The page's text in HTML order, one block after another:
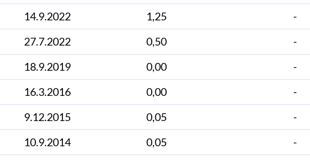
14.9.2022 1,25 -
27.7.2022 0,50 -
18.9.2019 0,00 -
16.3.2016 0,00 -
9.12.2015 0,05 -
10.9.2014 0,05 -